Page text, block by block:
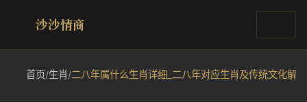
沙沙情商
首页/生肖/二八年属什么生肖详细_二八年对应生肖及传统文化解读